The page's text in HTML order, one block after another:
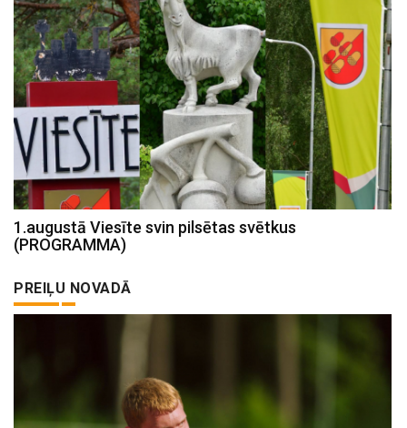
1.augustā Viesīte svin pilsētas svētkus
(PROGRAMMA)
PREIĻU NOVADĀ